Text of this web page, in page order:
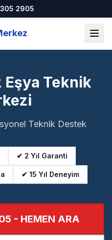
2905
Eşya Teknik
Teknik Destek
✔ 2 Yıl Garanti
✔ 15 Yıl Deneyim
- HEMEN ARA